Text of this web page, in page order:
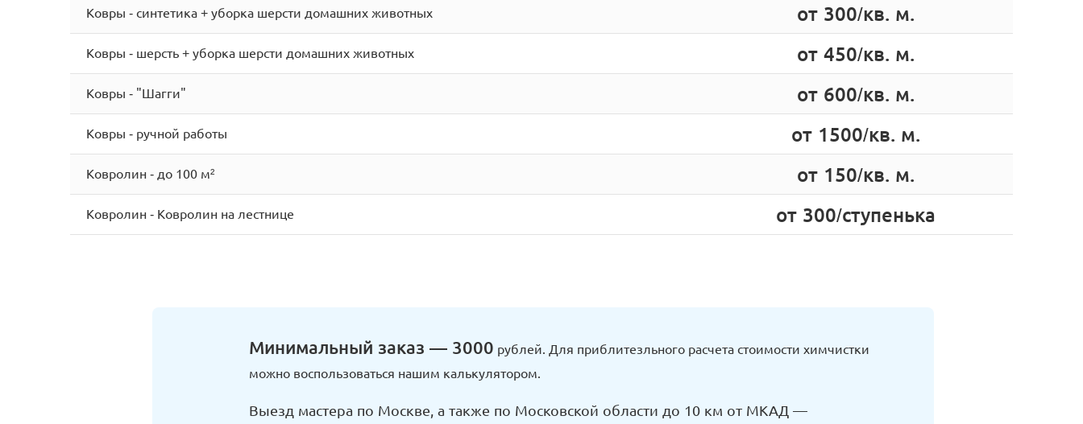
Ковры - cинтетика + уборка шерсти домашних животных от 300/кв. м.
Ковры - шерсть + уборка шерсти домашних животных от 450/кв. м.
Ковры - "Шагги" от 600/кв. м.
Ковры - ручной работы от 1500/кв. м.
Ковролин - до 100 м² от 150/кв. м.
Ковролин - Ковролин на лестнице от 300/ступенька
Минимальный заказ — 3000 рублей. Для приблитезльного расчета стоимости химчистки
можно воспользоваться нашим калькулятором.
Выезд мастера по Москве, а также по Московской области до 10 км от МКАД —